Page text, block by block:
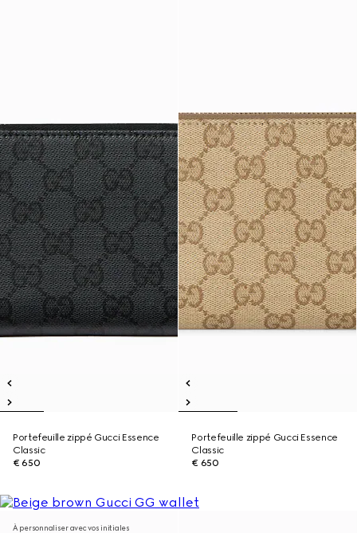
Portefeuille zippé Gucci Essence
Classic
€ 650
Portefeuille zippé Gucci Essence
Classic
€ 650
À personnaliser avec vos initiales